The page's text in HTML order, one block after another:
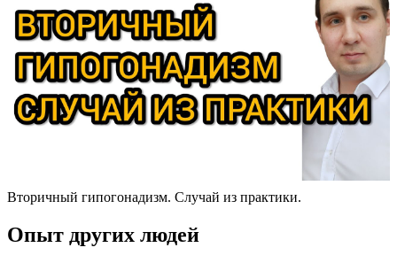
Вторичный гипогонадизм. Случай из практики.
Опыт других людей